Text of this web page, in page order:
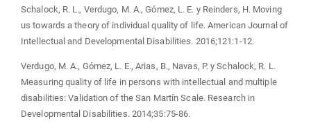
Schalock, R. L., Verdugo, M. A., Gómez, L. E. y Reinders, H. Moving
us towards a theory of individual quality of life. American Journal of
Intellectual and Developmental Disabilities. 2016;121:1-12.
Verdugo, M. A., Gómez, L. E., Arias, B., Navas, P. y Schalock, R. L.
Measuring quality of life in persons with intellectual and multiple
disabilities: Validation of the San Martín Scale. Research in
Developmental Disabilities. 2014;35:75-86.